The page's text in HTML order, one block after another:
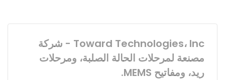
Toward Technologies، Inc - شركة
مصنعة لمرحلات الحالة الصلبة، ومرحلات
ريد، ومفاتيح MEMS.